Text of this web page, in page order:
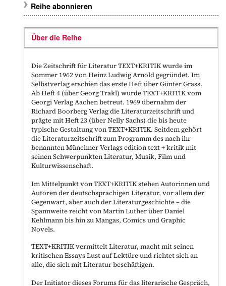
Reihe abonnieren
Über die Reihe
Die Zeitschrift für Literatur TEXT+KRITIK wurde im
Sommer 1962 von Heinz Ludwig Arnold gegründet. Im
Selbstverlag erschien das erste Heft über Günter Grass.
Ab Heft 4 (über Georg Trakl) wurde TEXT+KRITIK vom
Georgi Verlag Aachen betreut. 1969 übernahm der
Richard Boorberg Verlag die Literaturzeitschrift und
prägte mit Heft 23 (über Nelly Sachs) die bis heute
typische Gestaltung von TEXT+KRITIK. Seitdem gehört
die Literaturzeitschrift zum Programm des nach ihr
benannten Münchner Verlags edition text + kritik mit
seinen Schwerpunkten Literatur, Musik, Film und
Kulturwissenschaft.
Im Mittelpunkt von TEXT+KRITIK stehen Autorinnen und
Autoren der deutschsprachigen Literatur, vor allem der
Gegenwart, aber auch der Literaturgeschichte – die
Spannweite reicht von Martin Luther über Daniel
Kehlmann bis hin zu Mangas, Comics und Graphic
Novels.
TEXT+KRITIK vermittelt Literatur, macht mit seinen
kritischen Essays Lust auf Lektüre und richtet sich an
alle, die sich mit Literatur beschäftigen.
Der Initiator dieses Forums für das literarische Gespräch,